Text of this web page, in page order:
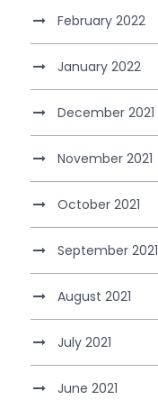
February 2022
January 2022
December 2021
November 2021
October 2021
September 2021
August 2021
July 2021
June 2021